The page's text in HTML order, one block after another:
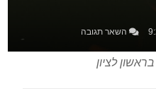
השאר תגובה
בראשון לציון